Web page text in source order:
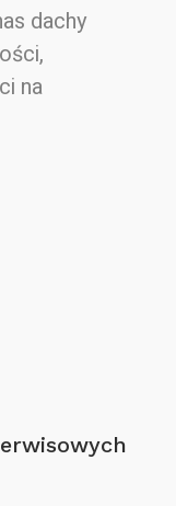
dachy
na